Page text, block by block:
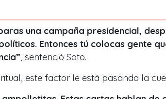
una campaña presidencial,
Entonces tú colocas gente
, sentenció Soto.
este factor le está pasando la